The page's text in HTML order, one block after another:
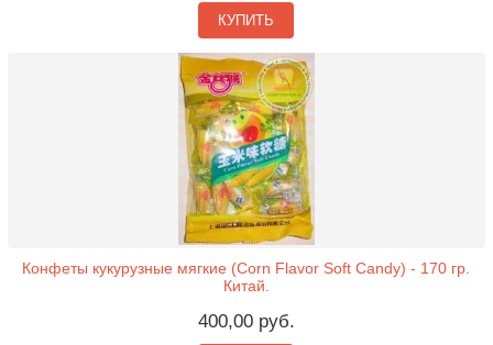
КУПИТЬ
Конфеты кукурузные мягкие (Corn Flavor Soft Candy) - 170 гр.
Китай.
400,00 руб.